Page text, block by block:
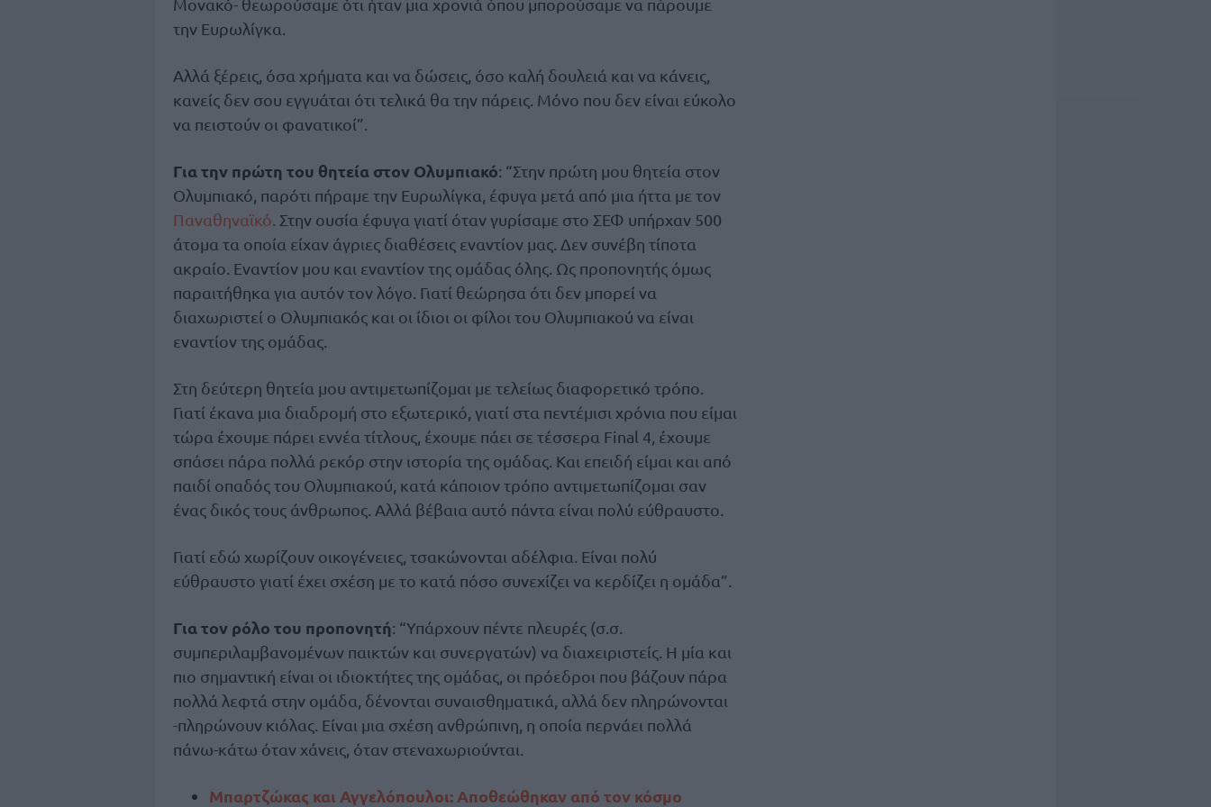
την Ευρωλίγκα.
Αλλά ξέρεις, όσα χρήματα και να δώσεις, όσο καλή δουλειά και να κάνεις,
κανείς δεν σου εγγυάται ότι τελικά θα την πάρεις. Μόνο που δεν είναι εύκολο
να πειστούν οι φανατικοί”.
Για την πρώτη του θητεία στον Ολυμπιακό: “Στην πρώτη μου θητεία στον
Ολυμπιακό, παρότι πήραμε την Ευρωλίγκα, έφυγα μετά από μια ήττα με τον
Παναθηναϊκό . Στην ουσία έφυγα γιατί όταν γυρίσαμε στο ΣΕΦ υπήρχαν 500
άτομα τα οποία είχαν άγριες διαθέσεις εναντίον μας. Δεν συνέβη τίποτα
ακραίο. Εναντίον μου και εναντίον της ομάδας όλης. Ως προπονητής όμως
παραιτήθηκα για αυτόν τον λόγο. Γιατί θεώρησα ότι δεν μπορεί να
διαχωριστεί ο Ολυμπιακός και οι ίδιοι οι φίλοι του Ολυμπιακού να είναι
εναντίον της ομάδας.
Στη δεύτερη θητεία μου αντιμετωπίζομαι με τελείως διαφορετικό τρόπο.
Γιατί έκανα μια διαδρομή στο εξωτερικό, γιατί στα πεντέμισι χρόνια που είμαι
τώρα έχουμε πάρει εννέα τίτλους, έχουμε πάει σε τέσσερα Final 4, έχουμε
σπάσει πάρα πολλά ρεκόρ στην ιστορία της ομάδας. Και επειδή είμαι και από
παιδί οπαδός του Ολυμπιακού, κατά κάποιον τρόπο αντιμετωπίζομαι σαν
ένας δικός τους άνθρωπος. Αλλά βέβαια αυτό πάντα είναι πολύ εύθραυστο.
Γιατί εδώ χωρίζουν οικογένειες, τσακώνονται αδέλφια. Είναι πολύ
εύθραυστο γιατί έχει σχέση με το κατά πόσο συνεχίζει να κερδίζει η ομάδα”.
Για τον ρόλο του προπονητή: “Υπάρχουν πέντε πλευρές (σ.σ.
συμπεριλαμβανομένων παικτών και συνεργατών) να διαχειριστείς. Η μία και
πιο σημαντική είναι οι ιδιοκτήτες της ομάδας, οι πρόεδροι που βάζουν πάρα
πολλά λεφτά στην ομάδα, δένονται συναισθηματικά, αλλά δεν πληρώνονται
-πληρώνουν κιόλας. Είναι μια σχέση ανθρώπινη, η οποία περνάει πολλά
πάνω-κάτω όταν χάνεις, όταν στεναχωριούνται.
Μπαρτζώκας και Αγγελόπουλοι: Αποθεώθηκαν από τον κόσμο